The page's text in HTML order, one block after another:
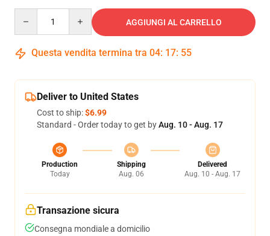
AGGIUNGI AL CARRELLO
Questa vendita termina tra 04: 17: 54
Deliver to United States
Cost to ship:$6.99
Standard - Order today to get byAug. 10 - Aug. 17
Production
Today
Shipping
Aug. 06
Delivered
Aug. 10 - Aug. 17
Transazione sicura
Consegna mondiale a domicilio